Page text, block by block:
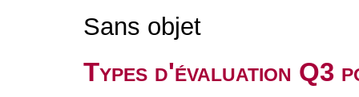
Sans objet
Types d'évaluation Q3